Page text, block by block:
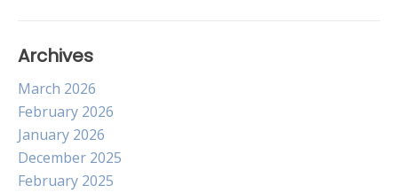
Archives
March 2026
February 2026
January 2026
December 2025
February 2025